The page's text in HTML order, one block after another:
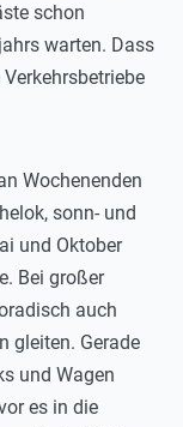
schon
warten. Dass
Wochenenden
sonn- und
und Oktober
Bei großer
auch
gleiten. Gerade
und Wagen
es in die